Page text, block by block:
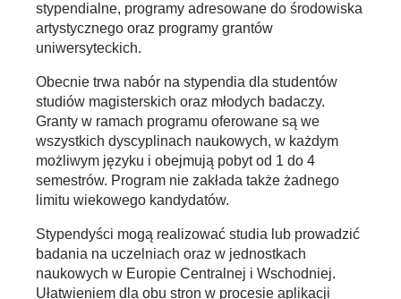
stypendialne, programy adresowane do środowiska
artystycznego oraz programy grantów
uniwersyteckich.
Obecnie trwa nabór na stypendia dla studentów
studiów magisterskich oraz młodych badaczy.
Granty w ramach programu oferowane są we
wszystkich dyscyplinach naukowych, w każdym
możliwym języku i obejmują pobyt od 1 do 4
semestrów. Program nie zakłada także żadnego
limitu wiekowego kandydatów.
Stypendyści mogą realizować studia lub prowadzić
badania na uczelniach oraz w jednostkach
naukowych w Europie Centralnej i Wschodniej.
Ułatwieniem dla obu stron w procesie aplikacji